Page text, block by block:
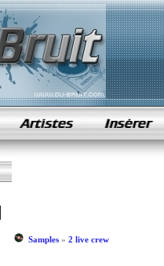
samples de rap
Samples» 2 live crew